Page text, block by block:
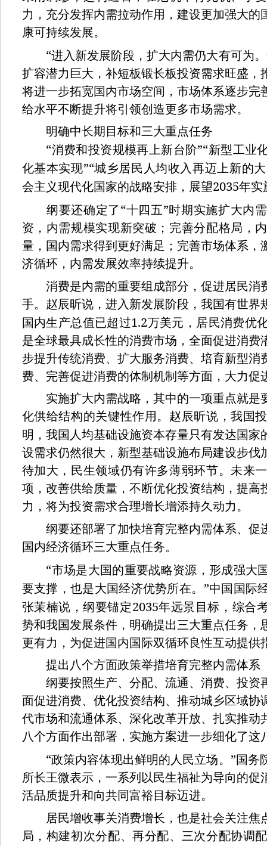
力，充分发挥内需拉动作用，建设更加强大的
康可持续发展。
“进入新发展阶段，扩大内需仍大有可为。
扩容潜力巨大，补短板锻长板投资需求旺盛，
将进一步拓宽国内市场空间，市场体系逐步完
给水平不断提升将引领创造更多市场需求。
明确中长期目标和三大重点任务
“消费和投资规模再上新台阶”“新型工业
化基本实现”“城乡居民人均收入再迈上新的
会主义现代化国家的战略安排，展望2035年实
纲要还确定了 “十四五”时期实施扩大内
资，内需规模实现新突破；完善分配格局，
量，国内需求得到更好满足；完善市场体系，
济循环，内需发展效率持续提升。
消费是内需的重要组成部分，促进居民消
手。赵辰昕说，进入新发展阶段，我国有世界
国内生产总值已超过1.2万美元，居民消费优
是全球最具成长性的消费市场，全面促进消费
步提升传统消费、扩大服务消费、培育新型消
费、完善促进消费的体制机制等方面，大力促
实施扩大内需战略，其中的一项重点就是
化供给结构的关键性作用。赵辰昕说，我国
明，我国人均基础设施资本存量只有发达国家
设需求仍然很大，新型基础设施布局建设步伐
待加大，民生领域仍有许多薄弱环节。未来
项，改善供给质量，不断优化投资结构，提高
力，将为投资需求合理增长增添持久动力。
纲要还部署了加快培育完整内需体系、促
国内经济循环三大重点任务。
“市场是大国的重要战略资源，形成强大
要支撑，也是大国经济优势所在。 ”中国国际
张茉楠说，纲要锚定2035年远景目标，综合
势和我国发展条件，明确提出三大重点任务，
更有力，为促进国内国际双循环良性互动提供
提出八个方面政策举措培育完整内需体系
纲要按照生产、分配、流通、消费、投资
面促进消费、优化投资结构、推动城乡区域协
代市场和流通体系、深化改革开放、扎实推动
八个方面作出部署，实施方案进一步细化了这
“政策内容体现出鲜明的人民立场。 ”国务
所长王微表示，一系列以民生福祉为导向的促
活品质提升和向共同富裕目标迈进。
居民增收事关消费增长，也是社会关注焦
局，构建初次分配、再分配、三次分配协调